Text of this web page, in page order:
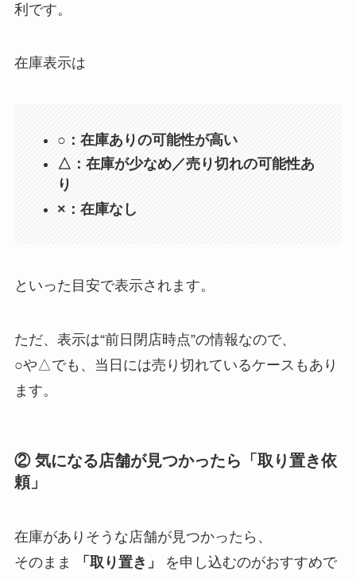
利です。
在庫表示は
○：在庫ありの可能性が高い
△：在庫が少なめ／売り切れの可能性あ
り
×：在庫なし
といった目安で表示されます。
ただ、表示は“前日閉店時点”の情報なので、
○や△でも、当日には売り切れているケースもあり
ます。
② 気になる店舗が見つかったら「取り置き依
頼」
在庫がありそうな店舗が見つかったら、
そのまま
「取り置き」
を申し込むのがおすすめで